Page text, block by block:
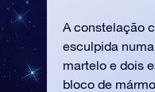
A constelação
esculpida
martelo e dois
bloco de